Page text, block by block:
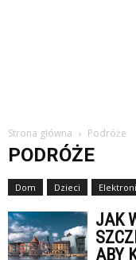
Strona główna Podróże
PODRÓŻE
Dom Dzieci
JAK
ABY